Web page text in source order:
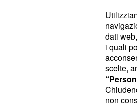
La
del 24
Nel
prevede
trasmessa
Francesco.
film Heidi,
dati
i quali
scelte,
non